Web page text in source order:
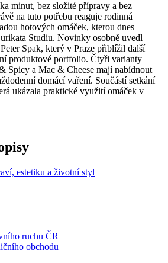
minut, bez složité přípravy a bez
na tuto potřebu reaguje rodinná
hotových omáček, kterou dnes
Studiu. Novinky osobně uvedl
Spak, který v Praze přiblížil další
produktové portfolio. Čtyři varianty
Spicy a Mac & Cheese mají nabídnout
domácí vaření. Součástí setkání
ukázala praktické využití omáček v